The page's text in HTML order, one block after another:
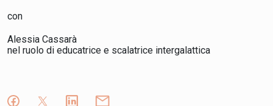
con
Alessia Cassarà
nel ruolo di educatrice e scalatrice intergalattica